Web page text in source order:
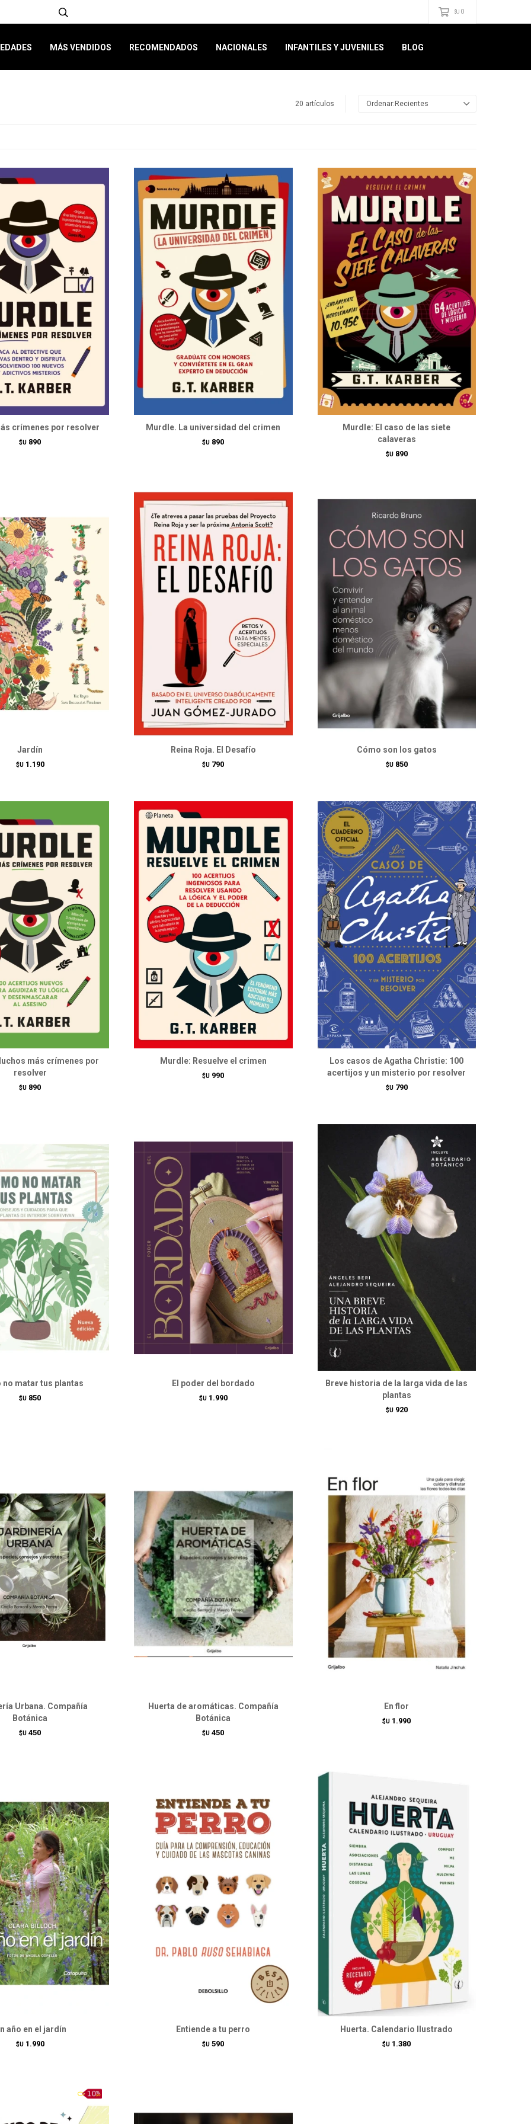
MÁS VENDIDOS RECOMENDADOS NACIONALES INFANTILES Y JUVENILES BLOG
$U 0
20 artículos Recientes
crímenes por resolver
$U 890
Murdle. La universidad del crimen
$U 890
Murdle: El caso de las siete
calaveras
$U 890
Jardín
$U 1.190
Reina Roja. El Desafío
$U 790
Cómo son los gatos
$U 850
más crímenes por
resolver
$U 890
Murdle: Resuelve el crimen
$U 990
Los casos de Agatha Christie: 100
acertijos y un misterio por resolver
$U 790
no matar tus plantas
$U 850
El poder del bordado
$U 1.990
Breve historia de la larga vida de las
plantas
$U 920
Urbana. Compañía
Botánica
$U 450
Huerta de aromáticas. Compañía
Botánica
$U 450
En flor
$U 1.990
año en el jardín
$U 1.990
Entiende a tu perro
$U 590
Huerta. Calendario Ilustrado
$U 1.380